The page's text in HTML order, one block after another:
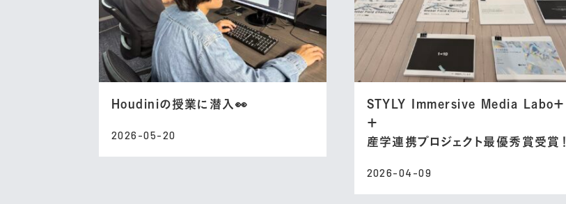
Houdiniの授業に潜入👀
2026-05-20
STYLY Immersive Media Labo＋
＋
産学連携プロジェクト最優秀賞受賞！
2026-04-09